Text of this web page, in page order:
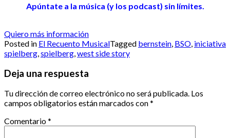
Apúntate a la música (y los podcast) sin límites.
Quiero más información
Posted in El Recuento MusicalTagged bernstein BSO iniciativa
spielberg spielberg west side story
Deja una respuesta
Tu dirección de correo electrónico no será publicada. Los
campos obligatorios están marcados con*
Comentario*